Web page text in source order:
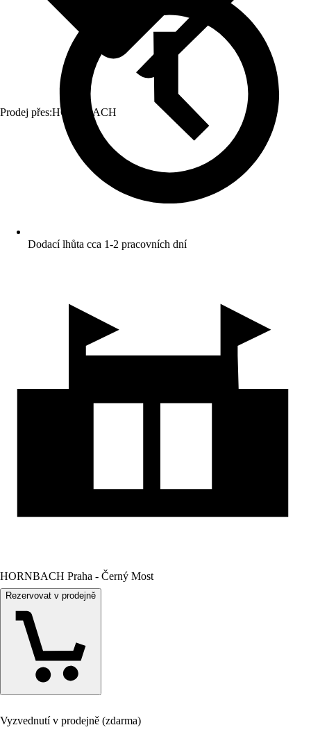
Prodej přes:HORNBACH
Dodací lhůta cca 1-2 pracovních dní
HORNBACH Praha - Černý Most
Rezervovat v prodejně
Vyzvednutí v prodejně (zdarma)